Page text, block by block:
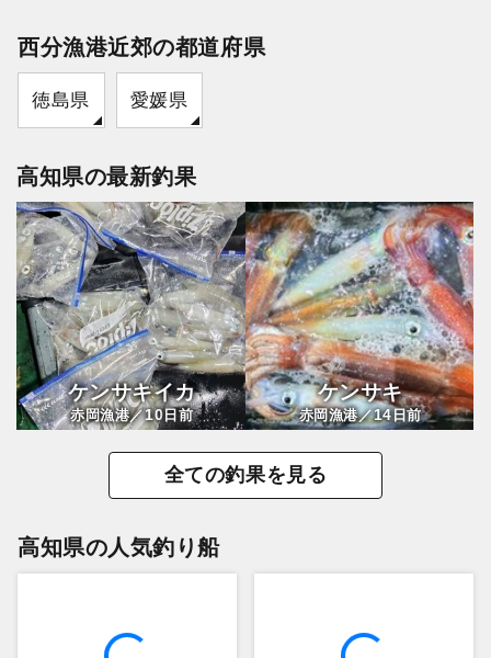
西分漁港近郊の都道府県
徳島県 愛媛県
高知県の最新釣果
ケンサキイカ
赤岡漁港／10日前
ケンサキ
赤岡漁港／14日前
全ての釣果を見る
高知県の人気釣り船